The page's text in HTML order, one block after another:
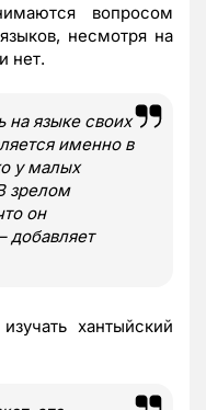
вопросом
несмотря на
нет.
на языке своих
именно в
у малых
зрелом
он
добавляет
хантыйский